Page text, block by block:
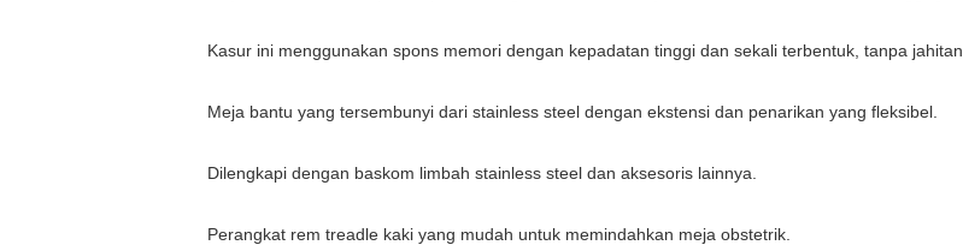
Kasur ini menggunakan spons memori dengan kepadatan tinggi dan sekali terbentuk, tanpa jahitan.
Meja bantu yang tersembunyi dari stainless steel dengan ekstensi dan penarikan yang fleksibel.
Dilengkapi dengan baskom limbah stainless steel dan aksesoris lainnya.
Perangkat rem treadle kaki yang mudah untuk memindahkan meja obstetrik.